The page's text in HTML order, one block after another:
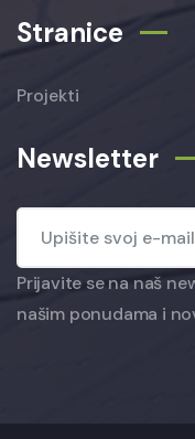
Stranice
Projekti
Newsletter
Prijavite se na naš
našim ponudama i